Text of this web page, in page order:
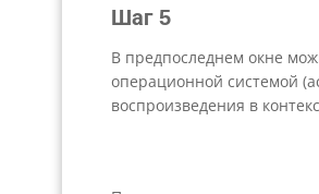
Шаг 5
В предпоследнем окне
операционной системой
воспроизведения в